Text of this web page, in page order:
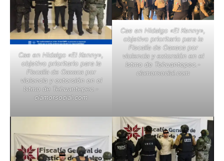
Cae en Hidalgo «El Kenny»,
objetivo prioritario para la
Fiscalía de Oaxaca por
violencia y extorsión en el
Istmo de Tehuantepec.-
clamorsocial.com
Cae en Hidalgo «El Kenny»,
objetivo prioritario para la
Fiscalía de Oaxaca por
violencia y extorsión en el
Istmo de Tehuantepec.-
clamorsocial.com